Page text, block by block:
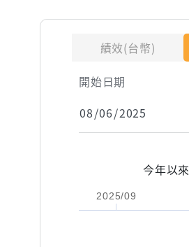
績效(台幣)
開始日期
今年以來
2025/09